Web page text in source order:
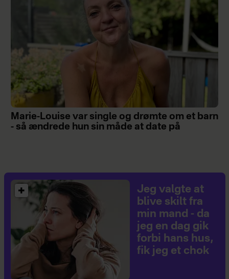
Marie-Louise var single og drømte om et barn
- så ændrede hun sin måde at date på
Jeg valgte at
blive skilt fra
min mand - da
jeg en dag gik
forbi hans hus,
fik jeg et chok